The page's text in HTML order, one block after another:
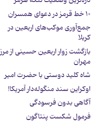
۱۰ خط قرمز در دعوای همسران
جمع‌آوری موکب‌های اربعین در
کربلا
بازگشت زوار اربعین حسینی از مرز
مهران
شاه کلید دوستی با حضرت امیر
اوکراین سند منگوله‌دار آمریکا!
آگاهی بدون فرسودگی
فرمول شکست پنتاگون